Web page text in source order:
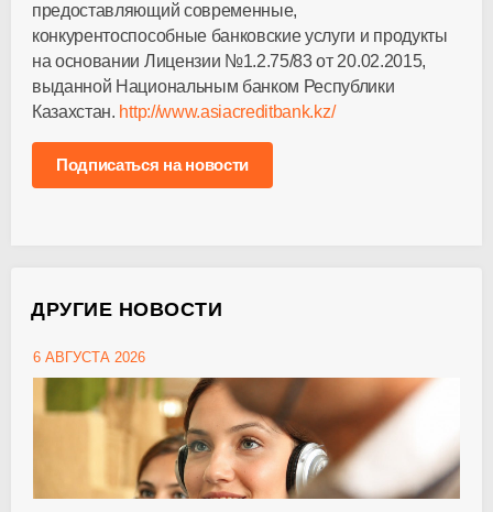
предоставляющий современные,
конкурентоспособные банковские услуги и продукты
на основании Лицензии №1.2.75/83 от 20.02.2015,
выданной Национальным банком Республики
Казахстан. http://www.asiacreditbank.kz/
Подписаться на новости
ДРУГИЕ НОВОСТИ
6 АВГУСТА 2026